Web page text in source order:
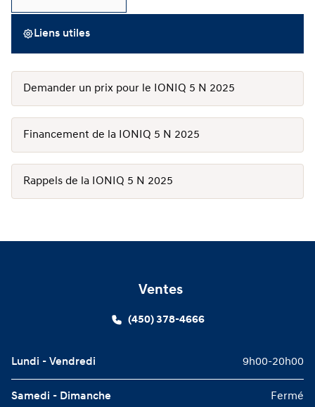
Liens utiles
Demander un prix pour le IONIQ 5 N 2025
Financement de la IONIQ 5 N 2025
Rappels de la IONIQ 5 N 2025
Ventes
(450) 378-4666
Lundi - Vendredi 9h00-20h00
Samedi - Dimanche Fermé